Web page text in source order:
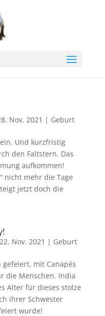
Nov. 2021 | Geburt
Und kurzfristig
den Faltstern. Das
aufkommen!
nicht mehr die Tage
jetzt doch die
Nov. 2021 | Geburt
mit Canapés
die Menschen. India
Alter für dieses stolze
ihrer Schwester
wurde!